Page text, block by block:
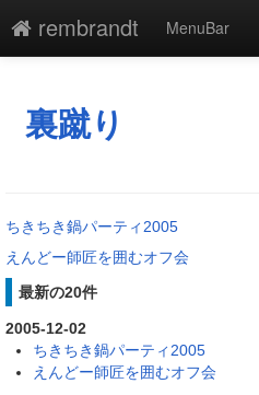
rembrandt
MenuBar
添付
最終更新
一覧
単語検索
裏蹴り
ちきちき鍋パーティ2005
えんどー師匠を囲むオフ会
最新の20件
2005-12-02
ちきちき鍋パーティ2005
えんどー師匠を囲むオフ会